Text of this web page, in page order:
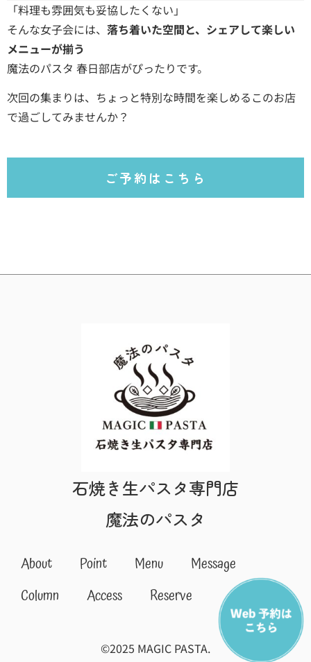
「料理も雰囲気も妥協したくない」
そんな女子会には、 落ち着いた空間と、シェアして楽しい
メニューが揃う
魔法のパスタ 春日部店がぴったりです。
次回の集まりは、ちょっと特別な時間を楽しめるこのお店
で過ごしてみませんか？
ご予約はこちら
石焼き生パスタ専門店
魔法のパスタ
About Point Menu
Message
Column
Access Reserve
©︎2025 MAGIC PASTA.